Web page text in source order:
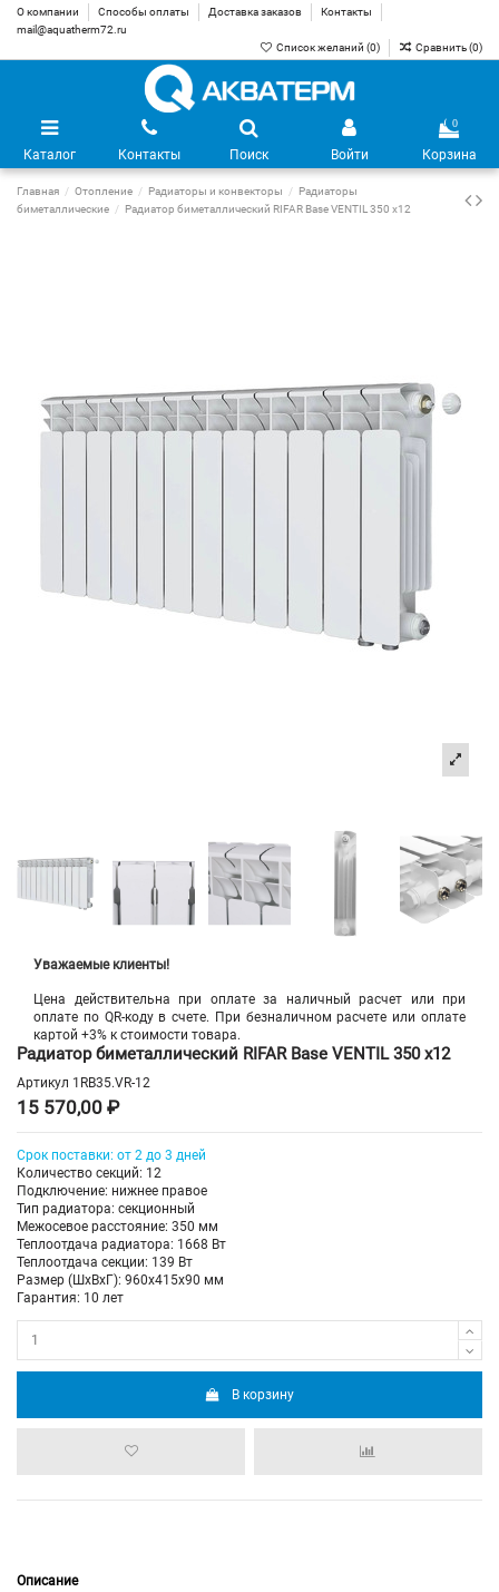
О компании Способы оплаты Доставка заказов
Контакты
mail@aquatherm72.ru
Список желаний (0) Сравнить (0)
Каталог Контакты Поиск Войти
0
Корзина
Главная Отопление Радиаторы и конвекторы
Радиаторы
биметаллические
Радиатор биметаллический RIFAR Base VENTIL 350 х12
Уважаемые клиенты!
Цена действительна при оплате за наличный расчет или при
оплате по QR-коду в счете. При безналичном расчете или оплате
картой +3% к стоимости товара.
Радиатор биметаллический RIFAR Base VENTIL 350 х12
Артикул 1RB35.VR-12
15 570,00 ₽
Срок поставки: от 2 до 3 дней
Количество секций: 12
Подключение: нижнее правое
Тип радиатора: секционный
Межосевое расстояние: 350 мм
Теплоотдача радиатора: 1668 Вт
Теплоотдача секции: 139 Вт
Размер (ШхВхГ): 960х415х90 мм
Гарантия: 10 лет
В корзину
Описание